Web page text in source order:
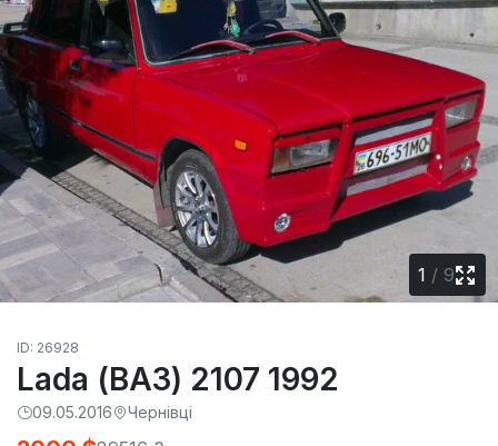
1 / 9
ID: 26928
Lada (ВАЗ) 2107 1992
09.05.2016 Чернівці